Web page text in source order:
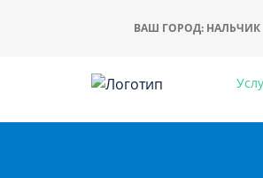
ВАШ ГОРОД: НАЛЬЧИК